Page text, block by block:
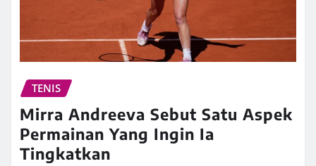
TENIS
Mirra Andreeva Sebut Satu Aspek
Permainan Yang Ingin Ia
Tingkatkan